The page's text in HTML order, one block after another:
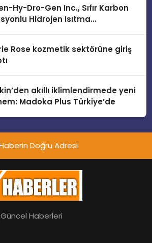
Hy-Dro-Gen Inc., Sıfır Karbon
Hidrojen Isıtma
Rose kozmetik sektörüne giriş
akıllı iklimlendirmede yeni
Madoka Plus Türkiye’de
Doğru Adresi
Haberleri